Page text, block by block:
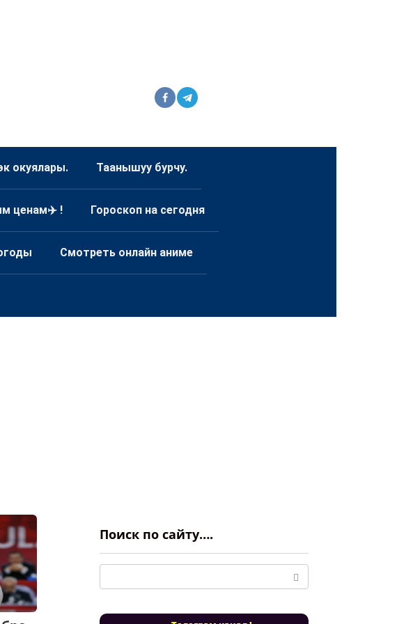
окуялары. Таанышуу бурчу.
ценам✈️ ! Гороскоп на сегодня
Смотреть онлайн аниме
Поиск по сайту….